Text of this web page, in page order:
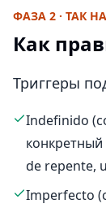
ФАЗА 2 · ТАК
Как
Триггеры
Indefinido
конкретный
de repente,
Imperfecto